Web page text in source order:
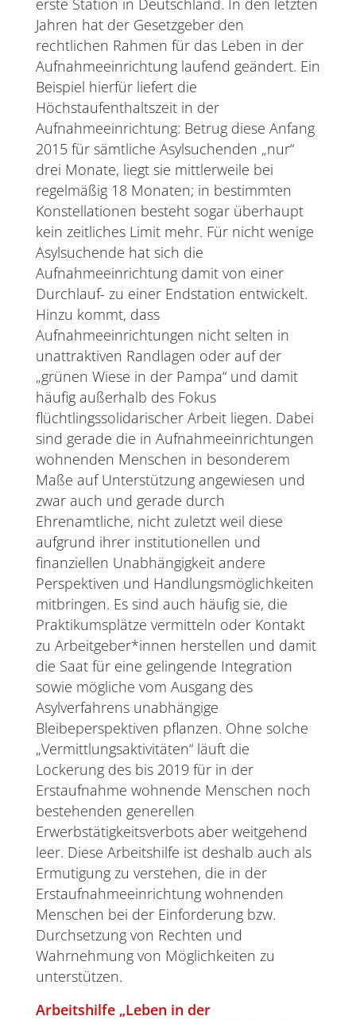
erste Station in Deutschland. In den letzten
Jahren hat der Gesetzgeber den
rechtlichen Rahmen für das Leben in der
Aufnahmeeinrichtung laufend geändert. Ein
Beispiel hierfür liefert die
Höchstaufenthaltszeit in der
Aufnahmeeinrichtung: Betrug diese Anfang
2015 für sämtliche Asylsuchenden „nur“
drei Monate, liegt sie mittlerweile bei
regelmäßig 18 Monaten; in bestimmten
Konstellationen besteht sogar überhaupt
kein zeitliches Limit mehr. Für nicht wenige
Asylsuchende hat sich die
Aufnahmeeinrichtung damit von einer
Durchlauf- zu einer Endstation entwickelt.
Hinzu kommt, dass
Aufnahmeeinrichtungen nicht selten in
unattraktiven Randlagen oder auf der
„grünen Wiese in der Pampa“ und damit
häufig außerhalb des Fokus
flüchtlingssolidarischer Arbeit liegen. Dabei
sind gerade die in Aufnahmeeinrichtungen
wohnenden Menschen in besonderem
Maße auf Unterstützung angewiesen und
zwar auch und gerade durch
Ehrenamtliche, nicht zuletzt weil diese
aufgrund ihrer institutionellen und
finanziellen Unabhängigkeit andere
Perspektiven und Handlungsmöglichkeiten
mitbringen. Es sind auch häufig sie, die
Praktikumsplätze vermitteln oder Kontakt
zu Arbeitgeber*innen herstellen und damit
die Saat für eine gelingende Integration
sowie mögliche vom Ausgang des
Asylverfahrens unabhängige
Bleibeperspektiven pflanzen. Ohne solche
„Vermittlungsaktivitäten“ läuft die
Lockerung des bis 2019 für in der
Erstaufnahme wohnende Menschen noch
bestehenden generellen
Erwerbstätigkeitsverbots aber weitgehend
leer. Diese Arbeitshilfe ist deshalb auch als
Ermutigung zu verstehen, die in der
Erstaufnahmeeinrichtung wohnenden
Menschen bei der Einforderung bzw.
Durchsetzung von Rechten und
Wahrnehmung von Möglichkeiten zu
unterstützen.
Arbeitshilfe „Leben in der